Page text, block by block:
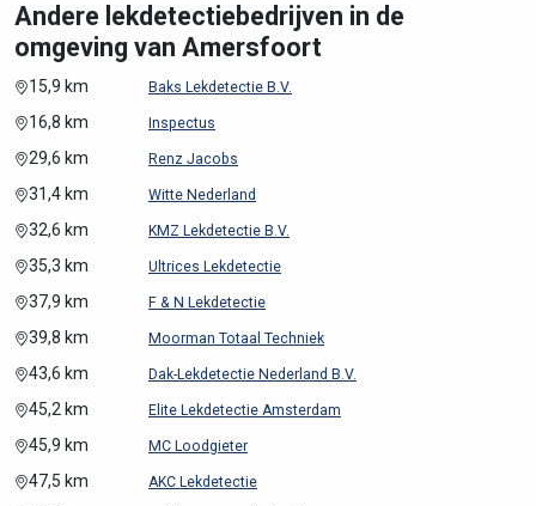
Andere lekdetectiebedrijven in de
omgeving van Amersfoort
15,9 km Baks Lekdetectie B.V.
16,8 km Inspectus
29,6 km Renz Jacobs
31,4 km Witte Nederland
32,6 km KMZ Lekdetectie B.V.
35,3 km Ultrices Lekdetectie
37,9 km F & N Lekdetectie
39,8 km Moorman Totaal Techniek
43,6 km Dak-Lekdetectie Nederland B.V.
45,2 km Elite Lekdetectie Amsterdam
45,9 km MC Loodgieter
47,5 km AKC Lekdetectie